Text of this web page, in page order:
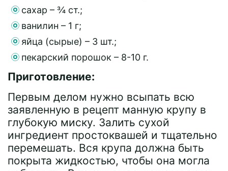
сахар – ¾ ст.;
ванилин – 1 г;
яйца (сырые) – 3 шт.;
пекарский порошок – 8-10 г.
Приготовление:
Первым делом нужно всыпать всю
заявленную в рецепт манную крупу в
глубокую миску. Залить сухой
ингредиент простоквашей и тщательно
перемешать. Вся крупа должна быть
покрыта жидкостью, чтобы она могла